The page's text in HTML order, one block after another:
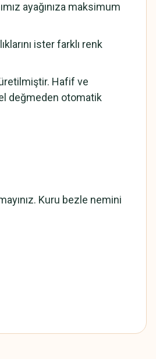
ayağınıza maksimum
ister farklı renk
Hafif ve
değmeden otomatik
Kuru bezle nemini